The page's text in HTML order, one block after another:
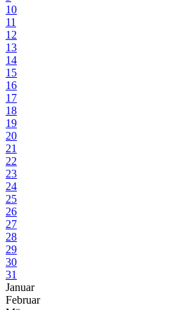
10
11
12
13
14
15
16
17
18
19
20
21
22
23
24
25
26
27
28
29
30
31
Januar
Februar